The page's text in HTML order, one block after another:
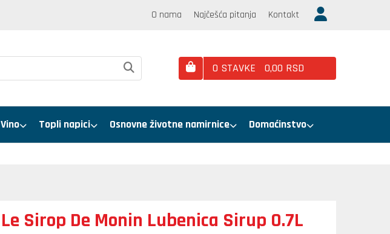
O nama Najčešća pitanja Kontakt
0 STAVKE 0,00 RSD
Vino Topli napici Osnovne životne namirnice Domaćinstvo
Le Sirop De Monin Lubenica Sirup 0.7L